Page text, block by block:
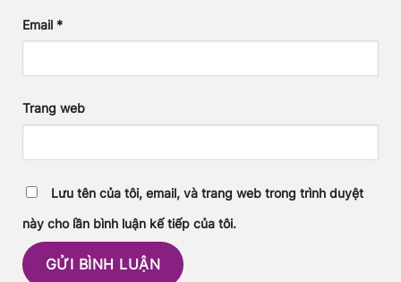
Email *
Trang web
Lưu tên của tôi, email, và trang web trong trình duyệt
này cho lần bình luận kế tiếp của tôi.